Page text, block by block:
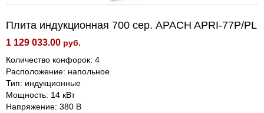
Плита индукционная 700 сер. APACH APRI-77P/PL
1 129 033.00 руб.
Количество конфорок: 4
Расположение: напольное
Тип: индукционные
Мощность: 14 кВт
Напряжение: 380 В